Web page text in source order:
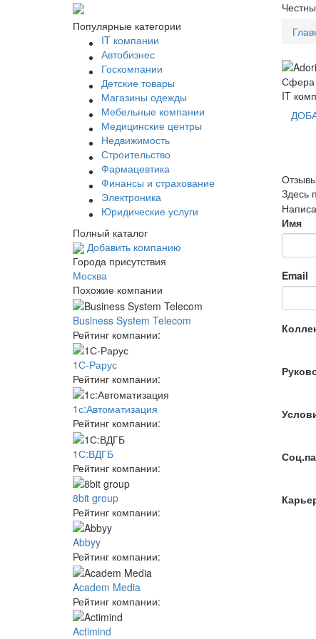
Популярные категории
IT компании
Автобизнес
Госкомпании
Детские товары
Магазины одежды
Мебельные компании
Медицинские центры
Недвижимость
Строительство
Фармацевтика
Финансы и страхование
Электроника
Юридические услуги
Полный каталог
Добавить компанию
Города присутствия
Москва
Похожие компании
Business System Telecom
Рейтинг компании:
1С-Рарус
Рейтинг компании:
1с:Автоматизация
Рейтинг компании:
1С:ВДГБ
Рейтинг компании:
8bit group
Рейтинг компании:
Abbyy
Рейтинг компании:
Academ Media
Рейтинг компании:
Actimind
Сфера
IT
Здесь
Имя
Email